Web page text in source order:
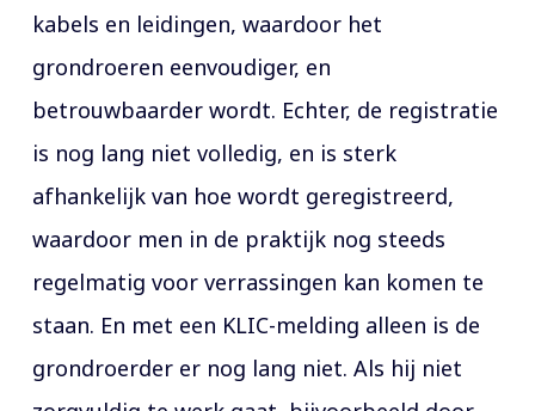
kabels en leidingen, waardoor het
grondroeren eenvoudiger, en
betrouwbaarder wordt. Echter, de registratie
is nog lang niet volledig, en is sterk
afhankelijk van hoe wordt geregistreerd,
waardoor men in de praktijk nog steeds
regelmatig voor verrassingen kan komen te
staan. En met een KLIC-melding alleen is de
grondroerder er nog lang niet. Als hij niet